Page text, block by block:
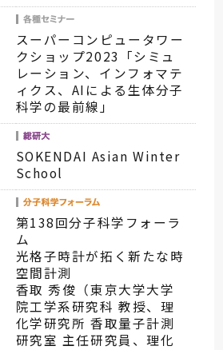
スーパーコンピュータワー
クショップ2023「シミュ
レーション、インフォマテ
ィクス、AIによる生体分子
科学の最前線」
SOKENDAI Asian Winter
School
第138回分子科学フォーラ
ム
光格子時計が拓く新たな時
空間計測
香取 秀俊（東京大学大学
院工学系研究科 教授、理
化学研究所 香取量子計測
研究室 主任研究員、理化